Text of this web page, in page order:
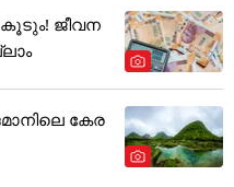
ജീവന
കേര